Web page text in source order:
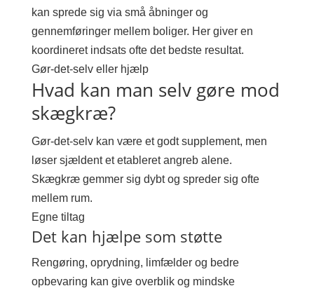
kan sprede sig via små åbninger og
gennemføringer mellem boliger. Her giver en
koordineret indsats ofte det bedste resultat.
Gør-det-selv eller hjælp
Hvad kan man selv gøre mod
skægkræ?
Gør-det-selv kan være et godt supplement, men
løser sjældent et etableret angreb alene.
Skægkræ gemmer sig dybt og spreder sig ofte
mellem rum.
Egne tiltag
Det kan hjælpe som støtte
Rengøring, oprydning, limfælder og bedre
opbevaring kan give overblik og mindske